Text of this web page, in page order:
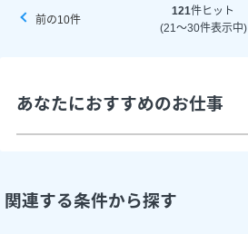
前の10件
121件ヒット
(21～30件表示中)
あなたにおすすめのお仕事
関連する条件から探す